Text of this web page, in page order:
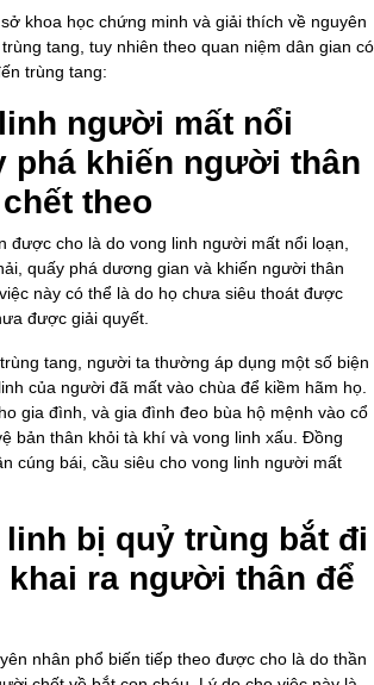
khoa học chứng minh và giải thích về nguyên
tang, tuy nhiên theo quan niệm dân gian có
trùng tang:
người mất nổi
phá khiến người thân
theo
được cho là do vong linh người mất nổi loạn,
quấy phá dương gian và khiến người thân
này có thể là do họ chưa siêu thoát được
được giải quyết.
tang, người ta thường áp dụng một số biện
của người đã mất vào chùa để kiềm hãm họ.
gia đình, và gia đình đeo bùa hộ mệnh vào cổ
bản thân khỏi tà khí và vong linh xấu. Đồng
cúng bái, cầu siêu cho vong linh người mất
bị quỷ trùng bắt đi
khai ra người thân để
nhân phổ biến tiếp theo được cho là do thần